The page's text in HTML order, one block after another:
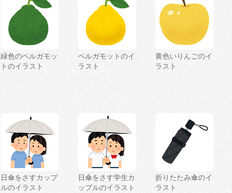
緑色のベルガモッ
トのイラスト
ベルガモットのイ
ラスト
黄色いりんごのイ
ラスト
日傘をさすカップ
ルのイラスト
日傘をさす学生カ
ップルのイラスト
折りたたみ傘のイ
ラスト